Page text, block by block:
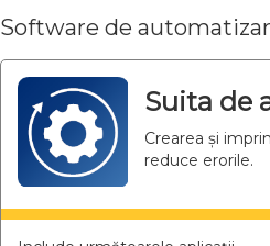
Software de
Suita de
Crearea și
reduce erorile.